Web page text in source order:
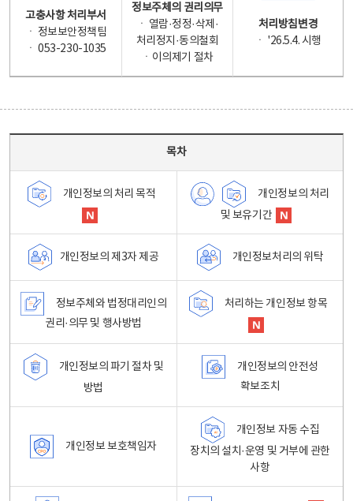
고충사항 처리부서
ㆍ 정보보안정책팀
ㆍ 053-230-1035
정보주체의 권리의무
ㆍ 열람·정정·삭제·
처리정지·동의철회
ㆍ이의제기 절차
처리방침변경
ㆍ '26.5.4. 시행
목차
개인정보의 처리 목적
개인정보의 처리
및 보유기간
개인정보의 제3자 제공 개인정보처리의 위탁
정보주체와 법정대리인의
권리·의무 및 행사방법
처리하는 개인정보 항목
개인정보의 파기 절차 및
방법
개인정보의 안전성
확보조치
개인정보 보호책임자
개인정보 자동 수집
장치의 설치·운영 및 거부에 관한
사항